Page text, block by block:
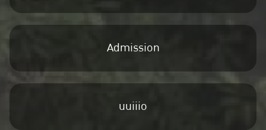
Admission
uuiiio